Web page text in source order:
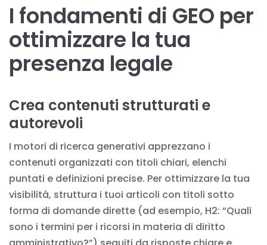
I fondamenti di GEO per
ottimizzare la tua
presenza legale
Crea contenuti strutturati e
autorevoli
I motori di ricerca generativi apprezzano i
contenuti organizzati con titoli chiari, elenchi
puntati e definizioni precise. Per ottimizzare la tua
visibilità, struttura i tuoi articoli con titoli sotto
forma di domande dirette (ad esempio, H2: “Quali
sono i termini per i ricorsi in materia di diritto